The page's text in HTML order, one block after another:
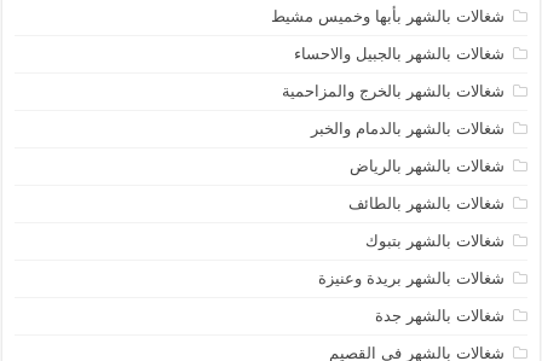
شغالات بالشهر بأبها وخميس مشيط
شغالات بالشهر بالجبيل والاحساء
شغالات بالشهر بالخرج والمزاحمية
شغالات بالشهر بالدمام والخبر
شغالات بالشهر بالرياض
شغالات بالشهر بالطائف
شغالات بالشهر بتبوك
شغالات بالشهر بريدة وعنيزة
شغالات بالشهر جدة
شغالات بالشهر في القصيم